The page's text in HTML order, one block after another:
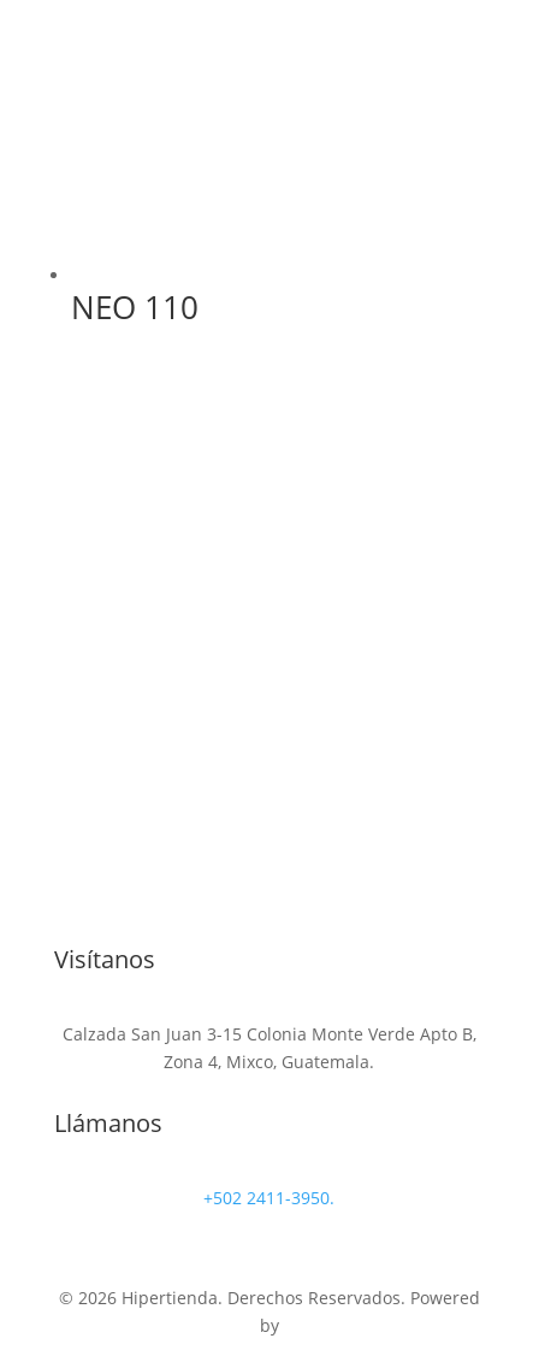
NEO 110
Visítanos
Calzada San Juan 3-15 Colonia Monte Verde Apto B,
Zona 4, Mixco, Guatemala.
Llámanos
+502 2411-3950.
© 2026 Hipertienda. Derechos Reservados. Powered
by